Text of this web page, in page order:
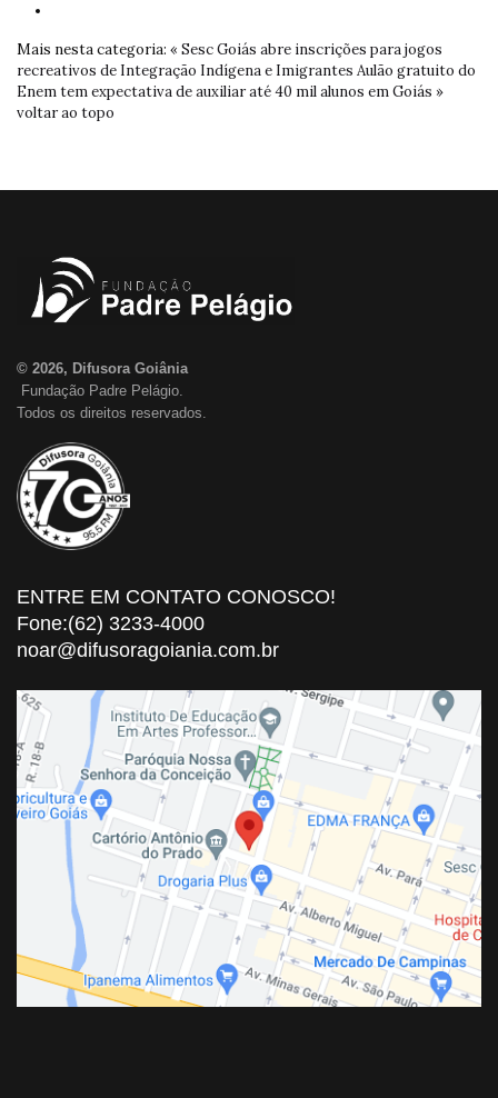
Mais nesta categoria: « Sesc Goiás abre inscrições para jogos
recreativos de Integração Indígena e Imigrantes Aulão gratuito do
Enem tem expectativa de auxiliar até 40 mil alunos em Goiás »
voltar ao topo
© 2026, Difusora Goiânia
Fundação Padre Pelágio.
Todos os direitos reservados.
ENTRE EM CONTATO CONOSCO!
Fone:(62) 3233-4000
noar@difusoragoiania.com.br